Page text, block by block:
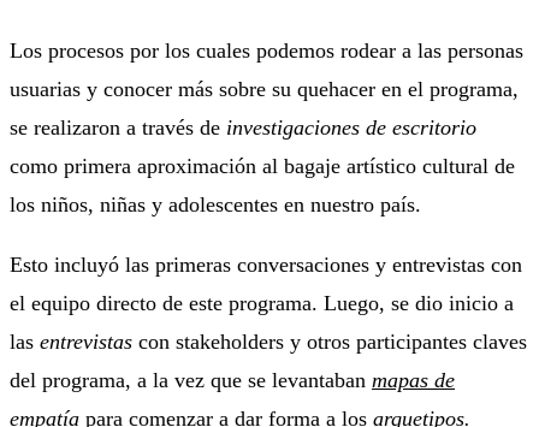
Los procesos por los cuales podemos rodear a las personas
usuarias y conocer más sobre su quehacer en el programa,
se realizaron a través de investigaciones de escritorio
como primera aproximación al bagaje artístico cultural de
los niños, niñas y adolescentes en nuestro país.
Esto incluyó las primeras conversaciones y entrevistas con
el equipo directo de este programa. Luego, se dio inicio a
las entrevistas con stakeholders y otros participantes claves
del programa, a la vez que se levantaban mapas de
empatía para comenzar a dar forma a los arquetipos.